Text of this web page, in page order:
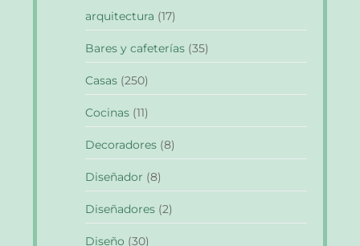
arquitectura (17)
Bares y cafeterías (35)
Casas (250)
Cocinas (11)
Decoradores (8)
Diseñador (8)
Diseñadores (2)
Diseño (30)